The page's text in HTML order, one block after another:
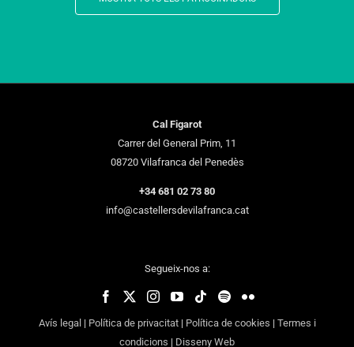
Cal Figarot
Carrer del General Prim, 11
08720 Vilafranca del Penedès
+34 681 02 73 80
info@castellersdevilafranca.cat
Segueix-nos a:
Avís legal | Política de privacitat| Política de cookies | Termes i
condicions | Disseny Web